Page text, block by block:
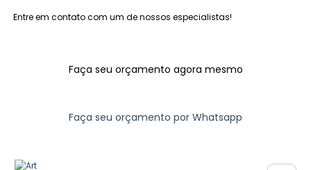
Entre em contato com um de nossos especialistas!
Faça seu orçamento agora mesmo
Faça seu orçamento por Whatsapp